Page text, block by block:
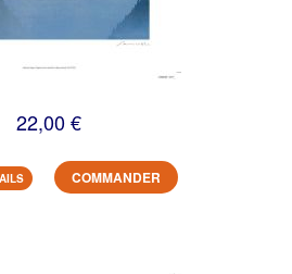
22,00 €
COMMANDER